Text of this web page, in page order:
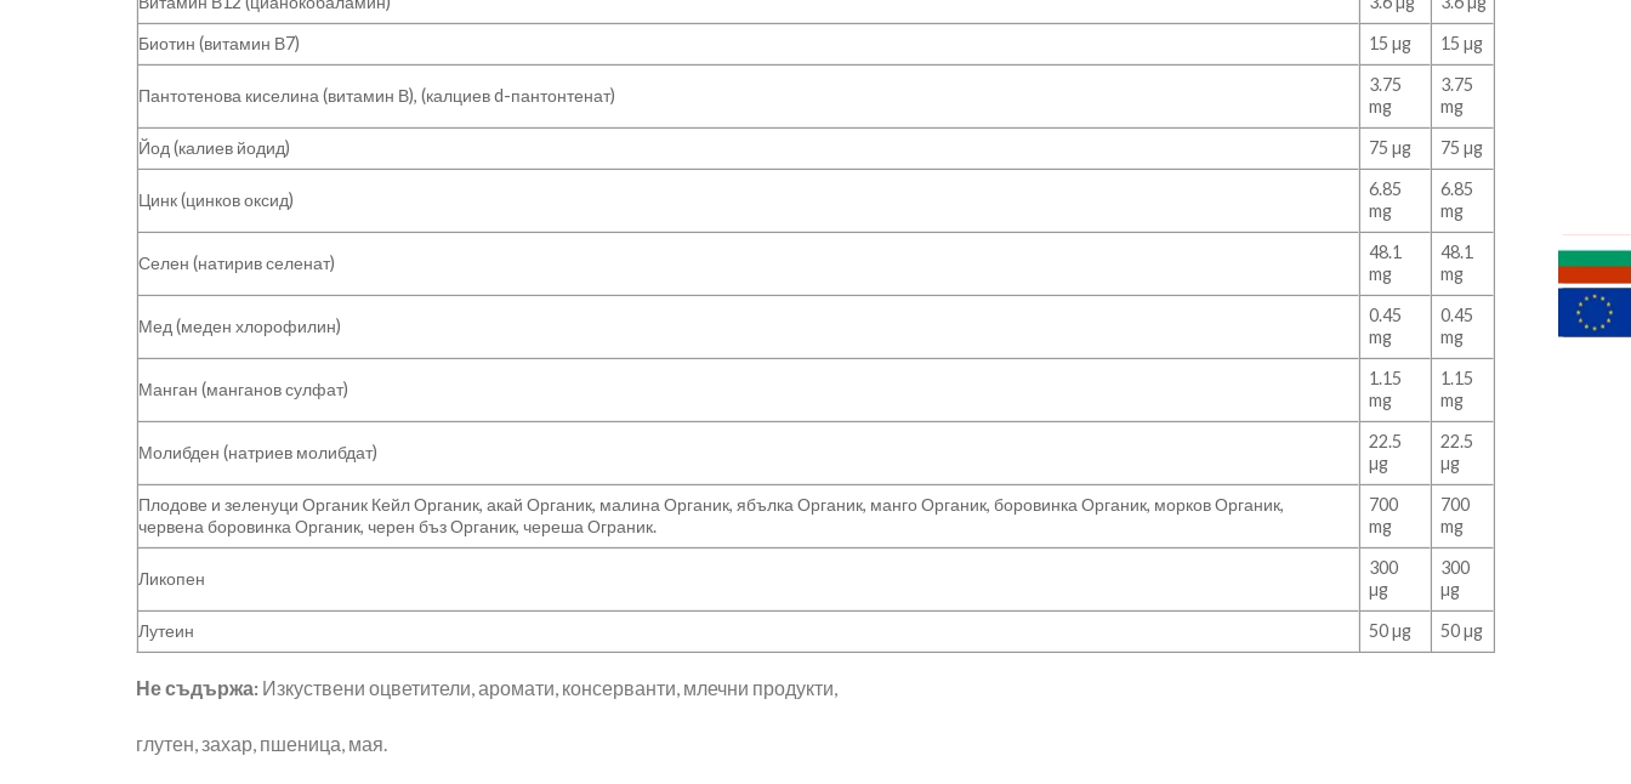
Биотин (витамин В7)
15 µg 15 µg
Пантотенова киселина (витамин В), (калциев d-пантонтенат)
3.75
mg
3.75
mg
Йод (калиев йодид)
75 µg 75 µg
Цинк (цинков оксид)
6.85
mg
6.85
mg
Селен (натирив селенат)
48.1
mg
48.1
mg
Мед (меден хлорофилин)
0.45
mg
0.45
mg
Манган (манганов сулфат)
1.15
mg
1.15
mg
Молибден (натриев молибдат)
22.5
µg
22.5
µg
Плодове и зеленуци Органик Кейл Органик, акай Органик, малина Органик, ябълка Органик, манго Органик, боровинка Органик, морков Органик,
червена боровинка Органик, черен бъз Органик, череша Ограник.
700
mg
700
mg
Ликопен
300
µg
300
µg
Лутеин
50 µg 50 µg
Не съдържа: Изкуствени оцветители, аромати, консерванти, млечни продукти,
глутен, захар, пшеница, мая.